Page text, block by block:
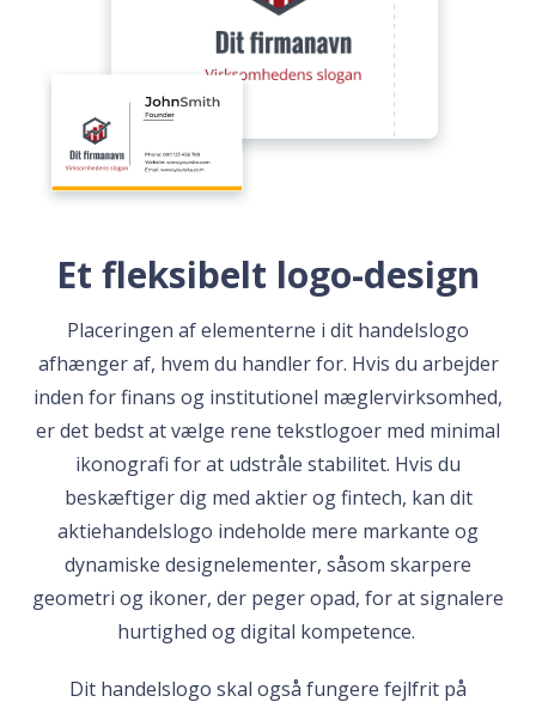
Et fleksibelt logo-design
Placeringen af elementerne i dit handelslogo
afhænger af, hvem du handler for. Hvis du arbejder
inden for finans og institutionel mæglervirksomhed,
er det bedst at vælge rene tekstlogoer med minimal
ikonografi for at udstråle stabilitet. Hvis du
beskæftiger dig med aktier og fintech, kan dit
aktiehandelslogo indeholde mere markante og
dynamiske designelementer, såsom skarpere
geometri og ikoner, der peger opad, for at signalere
hurtighed og digital kompetence.
Dit handelslogo skal også fungere fejlfrit på